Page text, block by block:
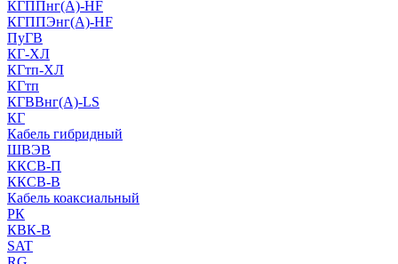
КГППнг(A)-HF
КГППЭнг(A)-HF
ПуГВ
КГ-ХЛ
КГтп-ХЛ
КГтп
КГВВнг(А)-LS
КГ
Кабель гибридный
ШВЭВ
ККСВ-П
ККСВ-В
Кабель коаксиальный
РК
КВК-В
SAT